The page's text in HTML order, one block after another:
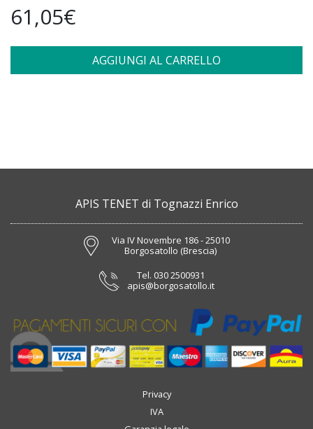
61,05€
AGGIUNGI AL CARRELLO
APIS TENET di Tognazzi Enrico
Via IV Novembre 186 - 25010
Borgosatollo (Brescia)
Tel. 030 2500931
apis@borgosatollo.it
Privacy
IVA